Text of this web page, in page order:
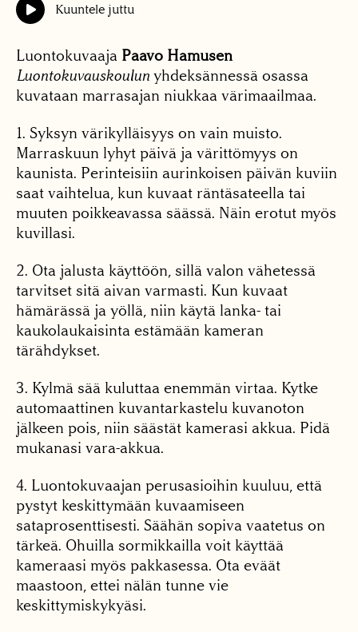
Kuuntele juttu
Luontokuvaaja Paavo Hamusen
Luontokuvauskoulun yhdeksännessä osassa
kuvataan marrasajan niukkaa värimaailmaa.
1. Syksyn värikylläisyys on vain muisto.
Marraskuun lyhyt päivä ja värittömyys on
kaunista. Perinteisiin aurinkoisen päivän kuviin
saat vaihtelua, kun kuvaat räntäsateella tai
muuten poikkeavassa säässä. Näin erotut myös
kuvillasi.
2. Ota jalusta käyttöön, sillä valon vähetessä
tarvitset sitä aivan varmasti. Kun kuvaat
hämärässä ja yöllä, niin käytä lanka- tai
kaukolaukaisinta estämään kameran
tärähdykset.
3. Kylmä sää kuluttaa enemmän virtaa. Kytke
automaattinen kuvantarkastelu kuvanoton
jälkeen pois, niin säästät kamerasi akkua. Pidä
mukanasi vara-akkua.
4. Luontokuvaajan perusasioihin kuuluu, että
pystyt keskittymään kuvaamiseen
sataprosenttisesti. Säähän sopiva vaatetus on
tärkeä. Ohuilla sormikkailla voit käyttää
kameraasi myös pakkasessa. Ota eväät
maastoon, ettei nälän tunne vie
keskittymiskykyäsi.